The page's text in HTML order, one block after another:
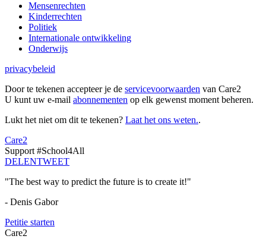
Mensenrechten
Kinderrechten
Politiek
Internationale ontwikkeling
Onderwijs
privacybeleid
Door te tekenen accepteer je de servicevoorwaarden van Care2
U kunt uw e-mail abonnementen op elk gewenst moment beheren.
Lukt het niet om dit te tekenen? Laat het ons weten..
Care2
Support #School4All
DELENTWEET
"The best way to predict the future is to create it!"
- Denis Gabor
Petitie starten
Care2